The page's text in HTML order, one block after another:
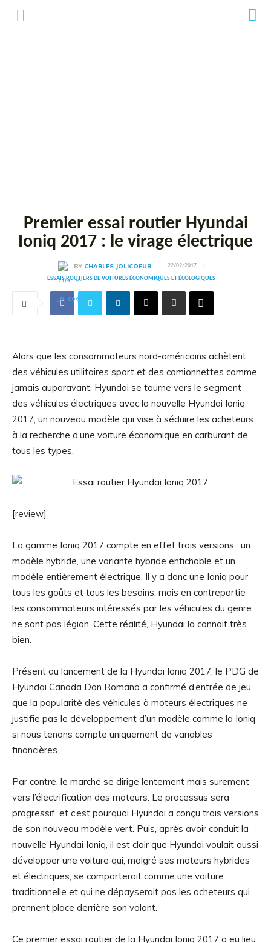
Premier essai routier Hyundai
Ioniq 2017 : le virage électrique
BY CHARLES JOLICOEUR
22/02/2017
ESSAIS ROUTIERS DE VOITURES ÉCONOMIQUES ET ÉCOLOGIQUES
Alors que les consommateurs nord-américains achètent
des véhicules utilitaires sport et des camionnettes comme
jamais auparavant, Hyundai se tourne vers le segment
des véhicules électriques avec la nouvelle Hyundai Ioniq
2017, un nouveau modèle qui vise à séduire les acheteurs
à la recherche d’une voiture économique en carburant de
tous les types.
[review]
La gamme Ioniq 2017 compte en effet trois versions : un
modèle hybride, une variante hybride enfichable et un
modèle entièrement électrique. Il y a donc une Ioniq pour
tous les goûts et tous les besoins, mais en contrepartie
les consommateurs intéressés par les véhicules du genre
ne sont pas légion. Cette réalité, Hyundai la connait très
bien.
Présent au lancement de la Hyundai Ioniq 2017, le PDG de
Hyundai Canada Don Romano a confirmé d’entrée de jeu
que la popularité des véhicules à moteurs électriques ne
justifie pas le développement d’un modèle comme la Ioniq
si nous tenons compte uniquement de variables
financières.
Par contre, le marché se dirige lentement mais surement
vers l’électrification des moteurs. Le processus sera
progressif, et c’est pourquoi Hyundai a conçu trois versions
de son nouveau modèle vert. Puis, après avoir conduit la
nouvelle Hyundai Ioniq, il est clair que Hyundai voulait aussi
développer une voiture qui, malgré ses moteurs hybrides
et électriques, se comporterait comme une voiture
traditionnelle et qui ne dépayserait pas les acheteurs qui
prennent place derrière son volant.
Ce premier essai routier de la Hyundai Ioniq 2017 a eu lieu